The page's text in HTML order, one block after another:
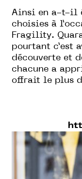
Ainsi en a-t-il
choisies à
Fragility.
pourtant c’est
découverte et
chacune a
offrait le plus